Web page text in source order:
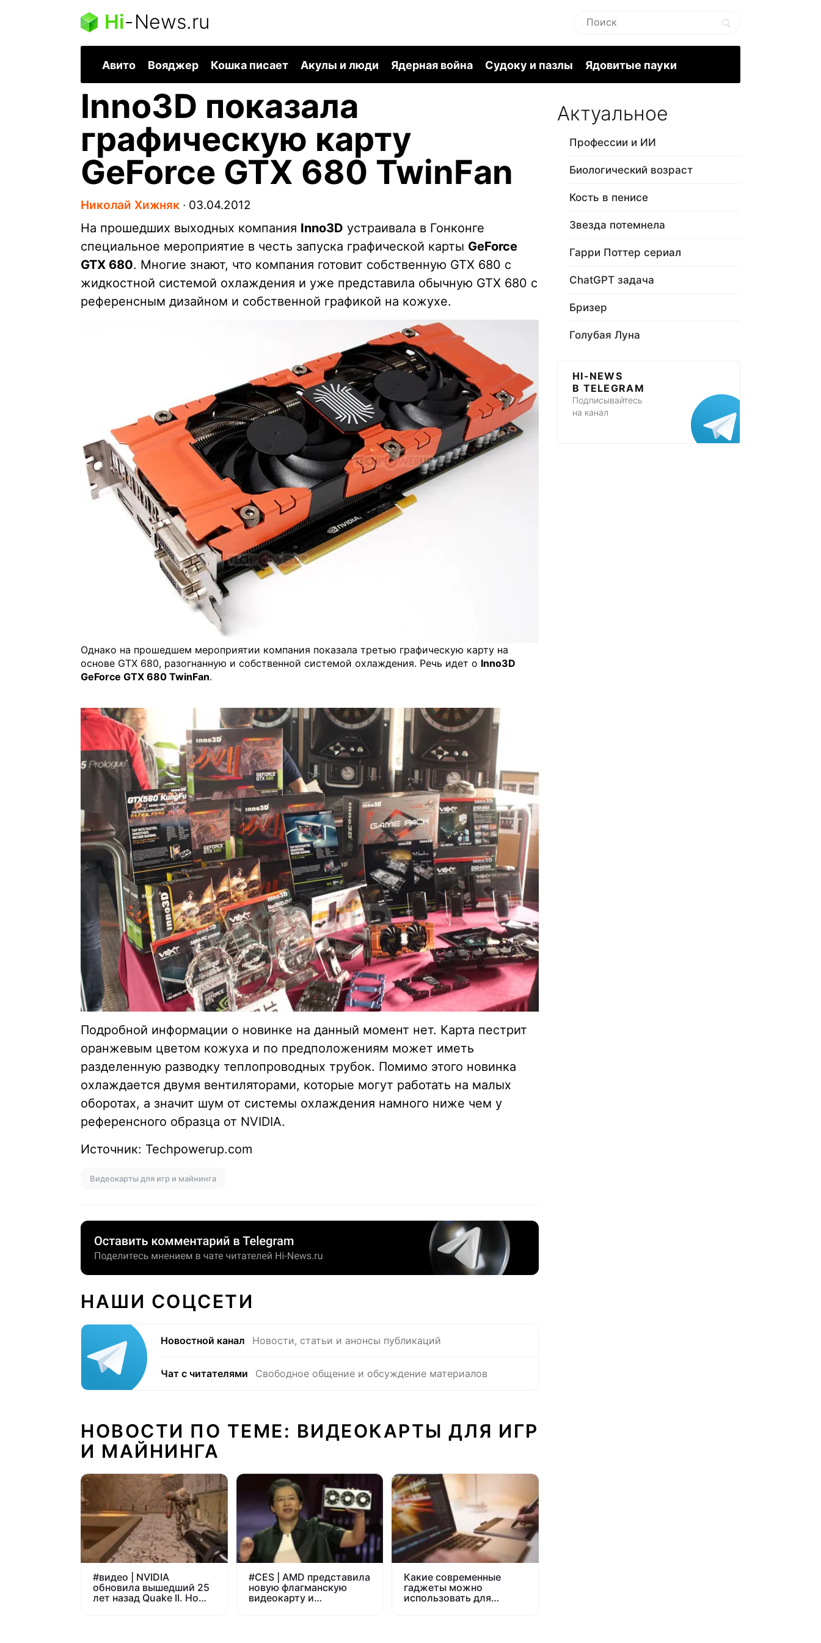
Hi-News.ru
Авито Вояджер Кошка писает Акулы и люди Ядерная война Судоку и пазлы Ядовитые пауки
Inno3D показала
графическую карту
GeForce GTX 680 TwinFan
Николай Хижняк ∙ 03.04.2012
На прошедших выходных компания Inno3D устраивала в Гонконге
специальное мероприятие в честь запуска графической карты GeForce
GTX 680. Многие знают, что компания готовит собственную GTX 680 с
жидкостной системой охлаждения и уже представила обычную GTX 680 с
референсным дизайном и собственной графикой на кожухе.
Однако на прошедшем мероприятии компания показала третью графическую карту на
основе GTX 680, разогнанную и собственной системой охлаждения. Речь идет о Inno3D
GeForce GTX 680 TwinFan.
Подробной информации о новинке на данный момент нет. Карта пестрит
оранжевым цветом кожуха и по предположениям может иметь
разделенную разводку теплопроводных трубок. Помимо этого новинка
охлаждается двумя вентиляторами, которые могут работать на малых
оборотах, а значит шум от системы охлаждения намного ниже чем у
референсного образца от NVIDIA.
Источник: Techpowerup.com
Видеокарты для игр и майнинга
НАШИ СОЦСЕТИ
Новостной канал Новости, статьи и анонсы публикаций
Чат с читателями Свободное общение и обсуждение материалов
НОВОСТИ ПО ТЕМЕ: ВИДЕОКАРТЫ ДЛЯ ИГР
И МАЙНИНГА
#видео | NVIDIA
обновила вышедший 25
лет назад Quake II. Но
#CES | AMD представила
новую флагманскую
видеокарту и
Какие современные
гаджеты можно
использовать для
Актуальное
Профессии и ИИ
Биологический возраст
Кость в пенисе
Звезда потемнела
Гарри Поттер сериал
ChatGPT задача
Бризер
Голубая Луна
HI-NEWS
В TELEGRAM
Подписывайтесь
на канал